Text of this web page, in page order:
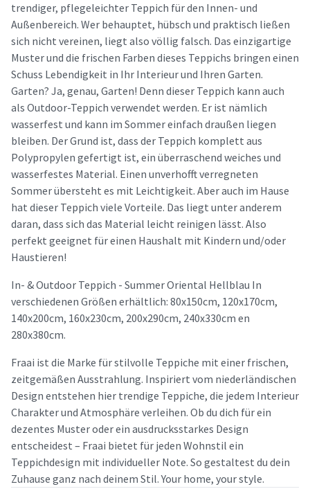
trendiger, pflegeleichter Teppich für den Innen- und
Außenbereich. Wer behauptet, hübsch und praktisch ließen
sich nicht vereinen, liegt also völlig falsch. Das einzigartige
Muster und die frischen Farben dieses Teppichs bringen einen
Schuss Lebendigkeit in Ihr Interieur und Ihren Garten.
Garten? Ja, genau, Garten! Denn dieser Teppich kann auch
als Outdoor-Teppich verwendet werden. Er ist nämlich
wasserfest und kann im Sommer einfach draußen liegen
bleiben. Der Grund ist, dass der Teppich komplett aus
Polypropylen gefertigt ist, ein überraschend weiches und
wasserfestes Material. Einen unverhofft verregneten
Sommer übersteht es mit Leichtigkeit. Aber auch im Hause
hat dieser Teppich viele Vorteile. Das liegt unter anderem
daran, dass sich das Material leicht reinigen lässt. Also
perfekt geeignet für einen Haushalt mit Kindern und/oder
Haustieren!
In- & Outdoor Teppich - Summer Oriental Hellblau In
verschiedenen Größen erhältlich: 80x150cm, 120x170cm,
140x200cm, 160x230cm, 200x290cm, 240x330cm en
280x380cm.
Fraai ist die Marke für stilvolle Teppiche mit einer frischen,
zeitgemäßen Ausstrahlung. Inspiriert vom niederländischen
Design entstehen hier trendige Teppiche, die jedem Interieur
Charakter und Atmosphäre verleihen. Ob du dich für ein
dezentes Muster oder ein ausdrucksstarkes Design
entscheidest – Fraai bietet für jeden Wohnstil ein
Teppichdesign mit individueller Note. So gestaltest du dein
Zuhause ganz nach deinem Stil. Your home, your style.